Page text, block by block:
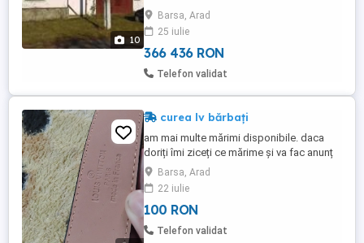
10
Barsa, Arad
25 iulie
366 436 RON
Telefon validat
curea lv bărbați
am mai multe mărimi disponibile. daca
doriți îmi ziceți ce mărime și va fac anunț
pe OLX.Barsa, Arad
22 iulie
100 RON
Telefon validat